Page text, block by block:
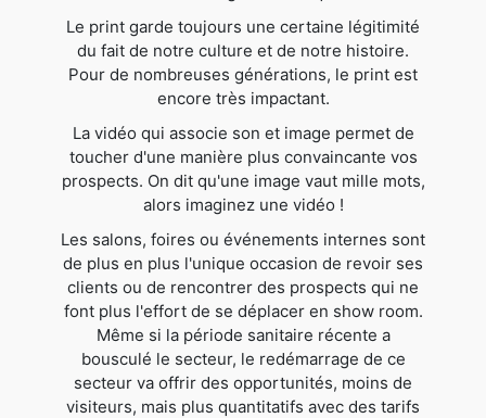
Le print garde toujours une certaine légitimité
du fait de notre culture et de notre histoire.
Pour de nombreuses générations, le print est
encore très impactant.
La vidéo qui associe son et image permet de
toucher d'une manière plus convaincante vos
prospects. On dit qu'une image vaut mille mots,
alors imaginez une vidéo !
Les salons, foires ou événements internes sont
de plus en plus l'unique occasion de revoir ses
clients ou de rencontrer des prospects qui ne
font plus l'effort de se déplacer en show room.
Même si la période sanitaire récente a
bousculé le secteur, le redémarrage de ce
secteur va offrir des opportunités, moins de
visiteurs, mais plus quantitatifs avec des tarifs